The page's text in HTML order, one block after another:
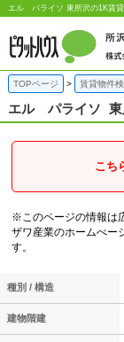
エル パライソ 東所沢の1K賃
TOPページ 賃貸物件
エル パライソ
こち
※このページの情報は
ザワ産業のホームぺー
す。
種別 / 構造
建物階建